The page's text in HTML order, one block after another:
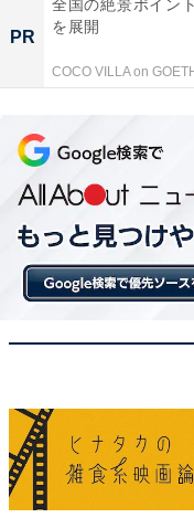
「親との生活を変
実家暮らしを選んで
ていたが、数年前に
ばにいた方が何かと
「その後10年たたな
が、実家でもう1人
で、そのまま実家で
た。
PR
全国の絶景ポイン
を展開
COCO VILLA on